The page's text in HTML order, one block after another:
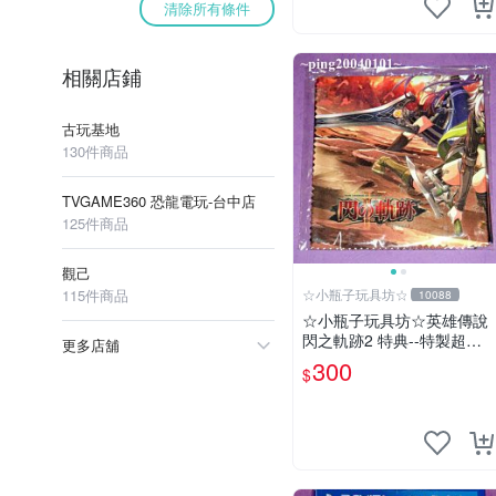
清除所有條件
相關店鋪
古玩基地
130件商品
TVGAME360 恐龍電玩-台中店
125件商品
觀己
115件商品
更多店舖
☆小瓶子玩具坊☆ 10088
☆小瓶子玩具坊☆英雄傳說
閃之軌跡2 特典--特製超細
纖維掛布 (無遊戲卡匣唷)
$300